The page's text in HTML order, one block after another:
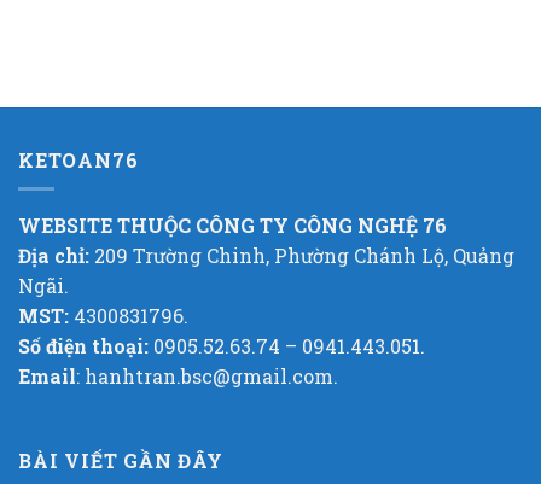
KETOAN76
WEBSITE THUỘC CÔNG TY CÔNG NGHỆ 76
Địa chỉ: 209 Trường Chinh, Phường Chánh Lộ, Quảng
Ngãi.
MST: 4300831796.
Số điện thoại: 0905.52.63.74 – 0941.443.051.
Email: hanhtran.bsc@gmail.com.
BÀI VIẾT GẦN ĐÂY